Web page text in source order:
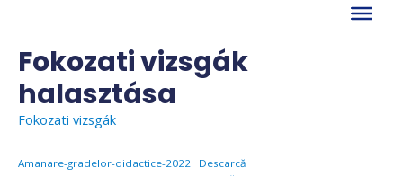
contentFokozati vizsgák
halasztása
Fokozati vizsgák
Amanare-gradelor-didactice-2022
Descarcă